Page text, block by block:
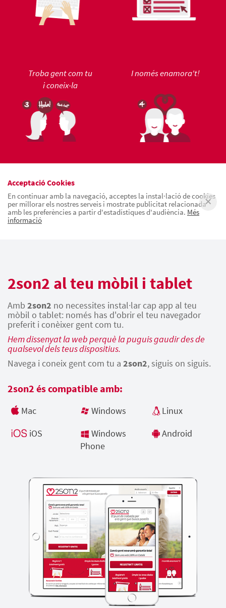
Troba gent com tu
i coneix-la
I només enamora't!
Acceptació Cookies
En continuar amb la navegació, acceptes la instal·lació de cookies
per millorar els nostres serveis i mostrate publicitat relacionada
amb les preferències a partir d'estadístiques d'audiència. Més
informació
2son2 al teu mòbil i tablet
Amb 2son2 no necessites instal·lar cap app al teu
mòbil o tablet: només has d'obrir el teu navegador
preferit i conèixer gent com tu.
Hem dissenyat la web perquè la puguis gaudir des de
qualsevol dels teus dispositius.
Navega i coneix gent com tu a 2son2, siguis on siguis.
2son2 és compatible amb:
Mac Windows
Linux
iOS
Windows
Phone
Android